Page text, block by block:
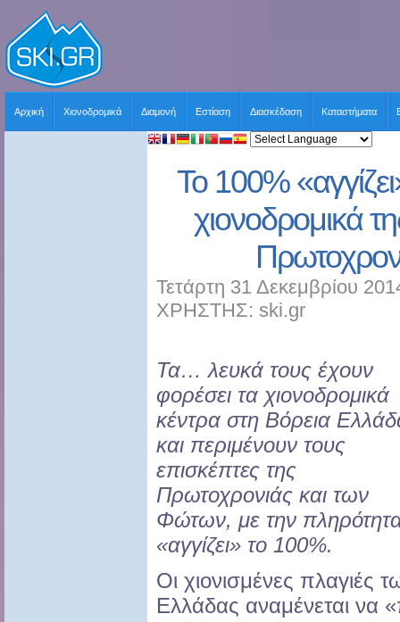
Αρχική Χιονοδρομικά Διαμονή Εστίαση Διασκέδαση Καταστήματα
Το 100%
χιονοδρομικά
Τετάρτη 31 Δεκεμβρίου
ΧΡΗΣΤΗΣ: ski.gr
Τα… λευκά τους έχουν
φορέσει τα χιονοδρομικά
κέντρα στη Βόρεια
και περιμένουν τους
επισκέπτες της
Πρωτοχρονιάς και των
Φώτων, με την
«αγγίζει» το 100%.
Οι χιονισμένες πλαγιές
Ελλάδας αναμένεται να